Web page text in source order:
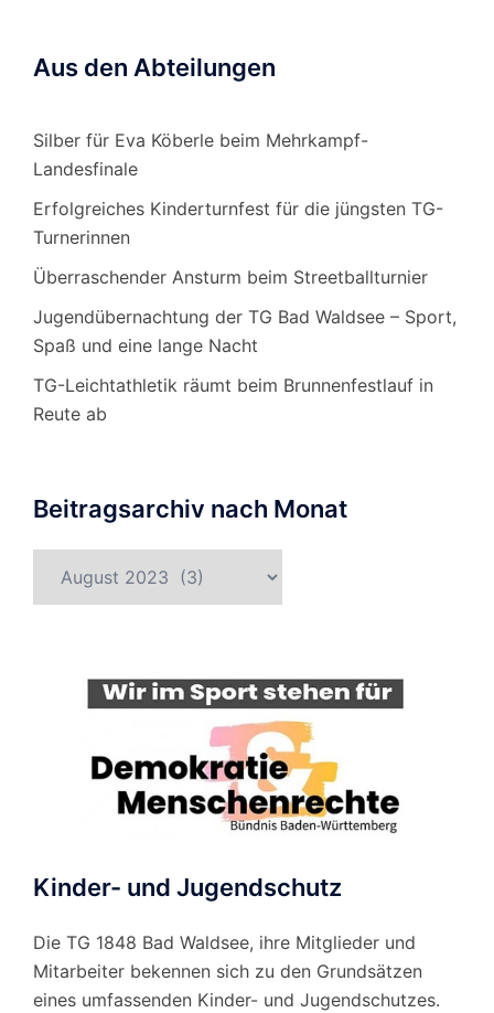
Aus den Abteilungen
Silber für Eva Köberle beim Mehrkampf-
Landesfinale
Erfolgreiches Kinderturnfest für die jüngsten TG-
Turnerinnen
Überraschender Ansturm beim Streetballturnier
Jugendübernachtung der TG Bad Waldsee – Sport,
Spaß und eine lange Nacht
TG-Leichtathletik räumt beim Brunnenfestlauf in
Reute ab
Beitragsarchiv nach Monat
nach
Kinder- und Jugendschutz
Die TG 1848 Bad Waldsee, ihre Mitglieder und
Mitarbeiter bekennen sich zu den Grundsätzen
eines umfassenden Kinder- und Jugendschutzes.